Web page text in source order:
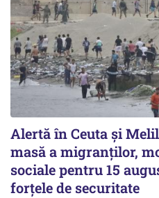
Alertă în Ceuta și
masă a migranților,
sociale pentru 15
forțele de securitate